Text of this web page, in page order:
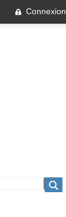
Connexion